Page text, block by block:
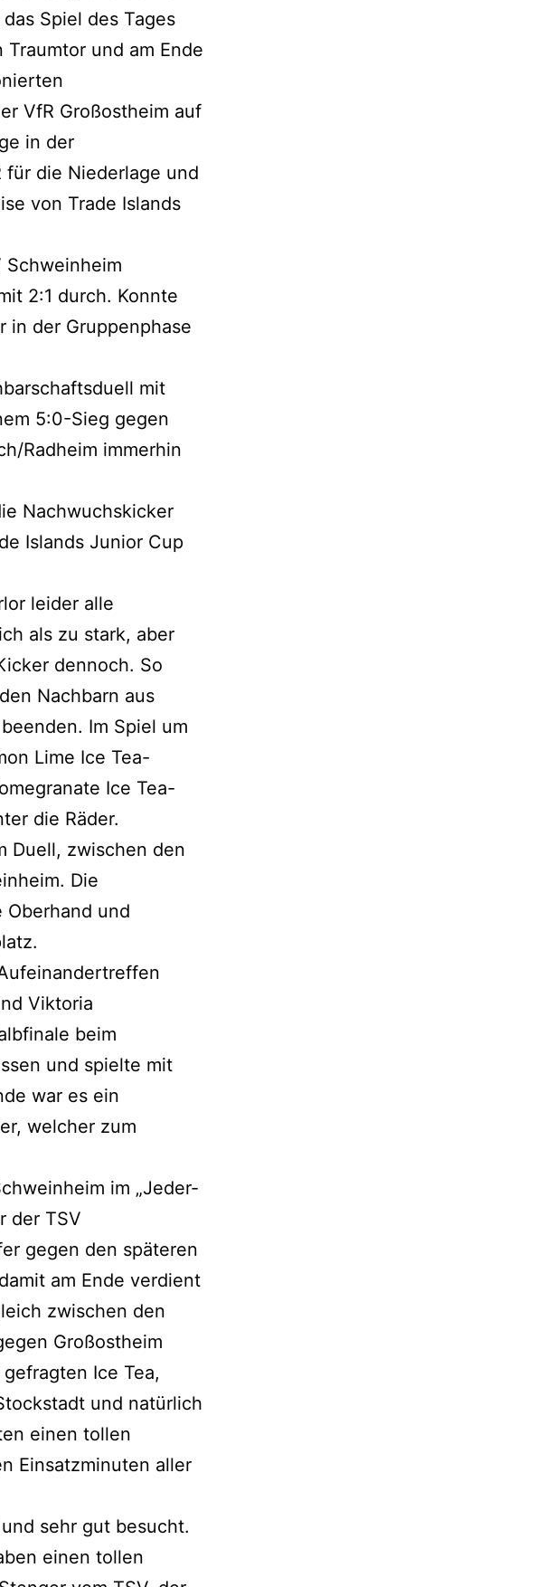
Spiel des Tages
und am Ende
VfR Großostheim auf
in der
für die Niederlage und
von Trade Islands
Schweinheim
2:1 durch. Konnte
in der Gruppenphase
mit
5:0-Sieg gegen
Radheim immerhin
Nachwuchskicker
Islands Junior Cup
leider alle
als zu stark, aber
dennoch. So
Nachbarn aus
Im Spiel um
Lime Ice Tea-
Ice Tea-
die Räder.
Duell, zwischen den
Die
und
Viktoria
beim
und spielte mit
war es ein
welcher zum
im „Jeder-
der TSV
gegen den späteren
am Ende verdient
zwischen den
Großostheim
Ice Tea,
und natürlich
einen tollen
Einsatzminuten aller
sehr gut besucht.
einen tollen